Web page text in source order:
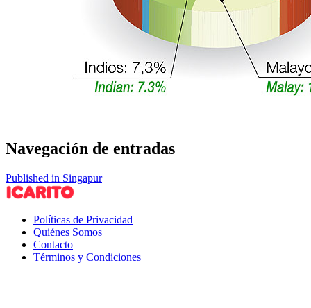
Navegación de entradas
Published in Singapur
Políticas de Privacidad
Quiénes Somos
Contacto
Términos y Condiciones